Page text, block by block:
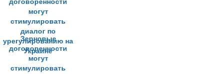
Зерновые
договоренности
могут
стимулировать